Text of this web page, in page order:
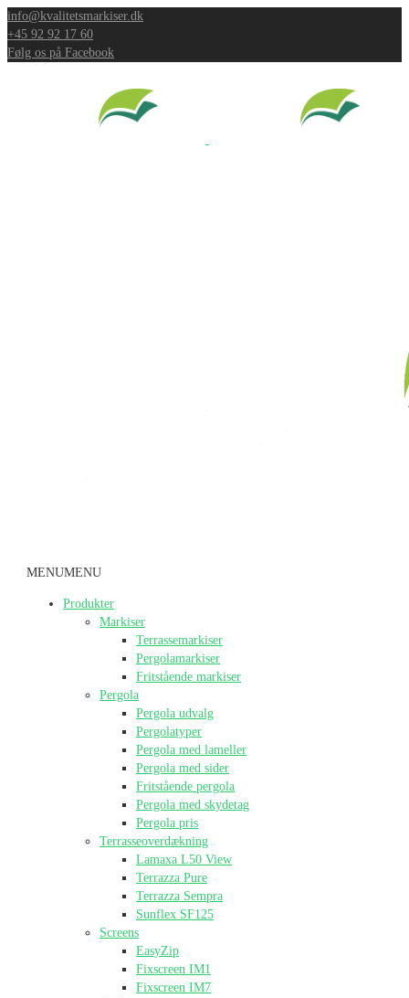
info@kvalitetsmarkiser.dk
+45 92 92 17 60
Følg os på Facebook
MENUMENU
Produkter
Markiser
Terrassemarkiser
Pergolamarkiser
Fritstående markiser
Pergola
Pergola udvalg
Pergolatyper
Pergola med lameller
Pergola med sider
Fritstående pergola
Pergola med skydetag
Pergola pris
Terrasseoverdækning
Lamaxa L50 View
Terrazza Pure
Terrazza Sempra
Sunflex SF125
Screens
EasyZip
Fixscreen IM1
Fixscreen IM7